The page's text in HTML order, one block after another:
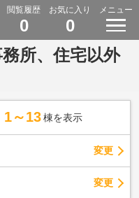
閲覧履歴
0
お気に入り
0
メニュー
所、住宅以外
1～13 棟を表示
変更
変更